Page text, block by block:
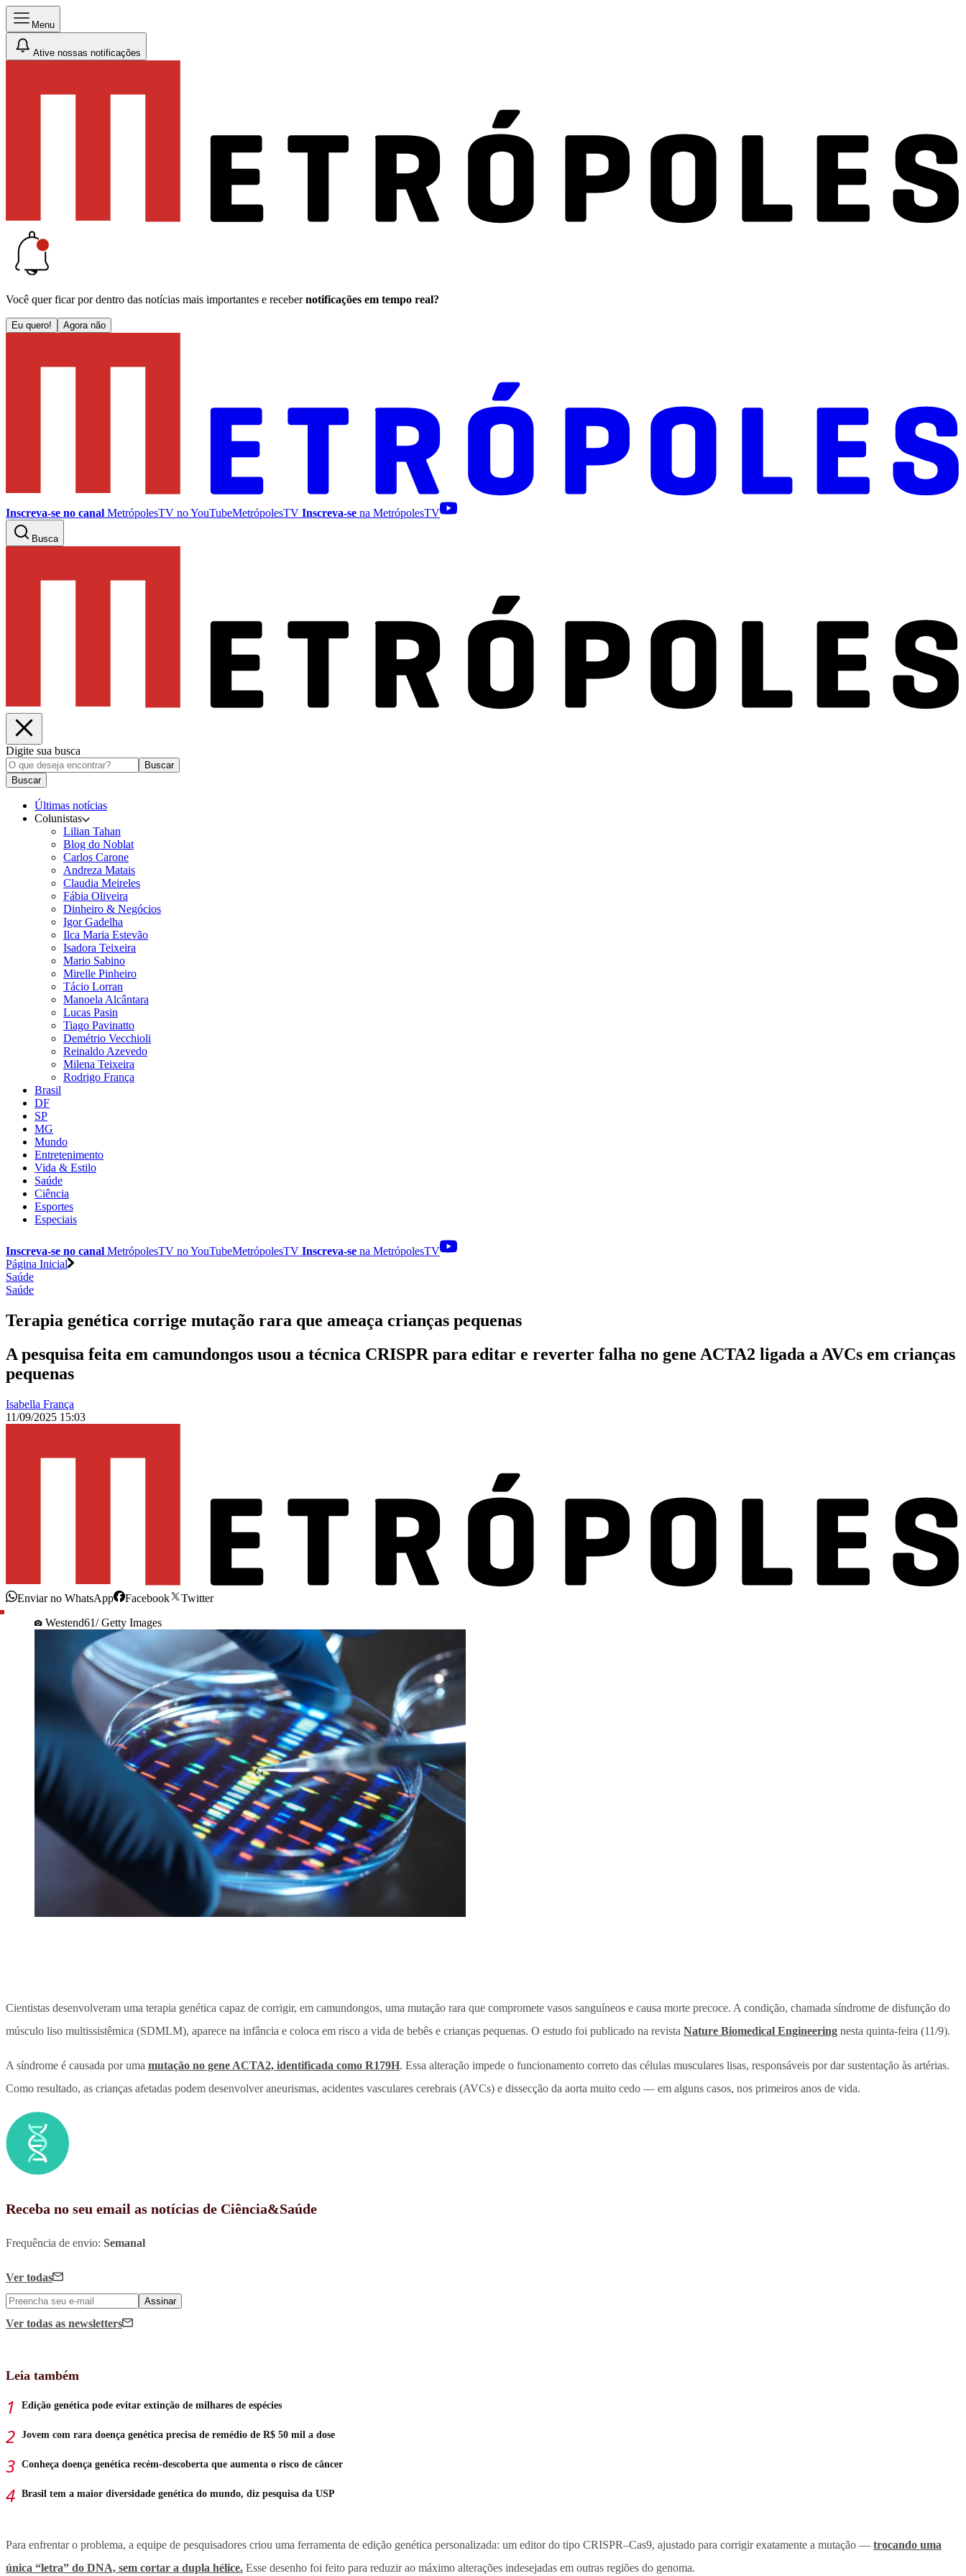
Menu
Ative nossas notificações
Você quer ficar por dentro das notícias mais importantes e receber notificações em tempo real?
Eu quero! Agora não
Inscreva-se no canal MetrópolesTV noYouTubeMetrópolesTV Inscreva-se na MetrópolesTV
Busca
Digite sua busca
Buscar
Buscar
Últimas notícias
Colunistas
Lilian Tahan
Blog do Noblat
Carlos Carone
Andreza Matais
Claudia Meireles
Fábia Oliveira
Dinheiro & Negócios
Igor Gadelha
Ilca Maria Estevão
Isadora Teixeira
Mario Sabino
Mirelle Pinheiro
Tácio Lorran
Manoela Alcântara
Lucas Pasin
Tiago Pavinatto
Demétrio Vecchioli
Reinaldo Azevedo
Milena Teixeira
Rodrigo França
Brasil
DF
SP
MG
Mundo
Entretenimento
Vida & Estilo
Saúde
Ciência
Esportes
Especiais
Inscreva-se no canal MetrópolesTV noYouTubeMetrópolesTV Inscreva-se na MetrópolesTV
Página Inicial
Saúde
Saúde
Terapia genética corrige mutação rara que ameaça crianças pequenas
A pesquisa feita em camundongos usou a técnica CRISPR para editar e reverter falha no gene ACTA2 ligada a AVCs em crianças
pequenas
Isabella França
11/09/2025 15:03
Enviar no WhatsApp Facebook
Twitter
Westend61/ Getty Images
Cientistas desenvolveram uma terapia genética capaz de corrigir, em camundongos, uma mutação rara que compromete vasos sanguíneos e causa morte precoce. A condição, chamada síndrome de disfunção do
músculo liso multissistêmica (SDMLM), aparece na infância e coloca em risco a vida de bebês e crianças pequenas. O estudo foi publicado na revista Nature Biomedical Engineering nesta quinta-feira (11/9).
A síndrome é causada por uma mutação no gene ACTA2, identificada como R179H. Essa alteração impede o funcionamento correto das células musculares lisas, responsáveis por dar sustentação às artérias.
Como resultado, as crianças afetadas podem desenvolver aneurismas, acidentes vasculares cerebrais (AVCs) e dissecção da aorta muito cedo — em alguns casos, nos primeiros anos de vida.
Receba no seu email as notícias de Ciência&Saúde
Frequência de envio: Semanal
Ver todas
Assinar
Ver todas as newsletters
Leia também
Edição genética pode evitar extinção de milhares de espécies
Jovem com rara doença genética precisa de remédio de R$ 50 mil a dose
Conheça doença genética recém-descoberta que aumenta o risco de câncer
Brasil tem a maior diversidade genética do mundo, diz pesquisa da USP
Para enfrentar o problema, a equipe de pesquisadores criou uma ferramenta de edição genética personalizada: um editor do tipo CRISPR–Cas9, ajustado para corrigir exatamente a mutação — trocando uma
única “letra” do DNA, sem cortar a dupla hélice. Esse desenho foi feito para reduzir ao máximo alterações indesejadas em outras regiões do genoma.